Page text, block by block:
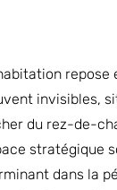
repose
invisibles,
du rez-de-
stratégique
dans la